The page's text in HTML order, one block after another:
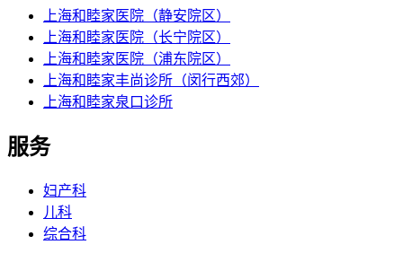
上海和睦家医院（静安院区）
上海和睦家医院（长宁院区）
上海和睦家医院（浦东院区）
上海和睦家丰尚诊所（闵行西郊）
上海和睦家泉口诊所
服务
妇产科
儿科
综合科